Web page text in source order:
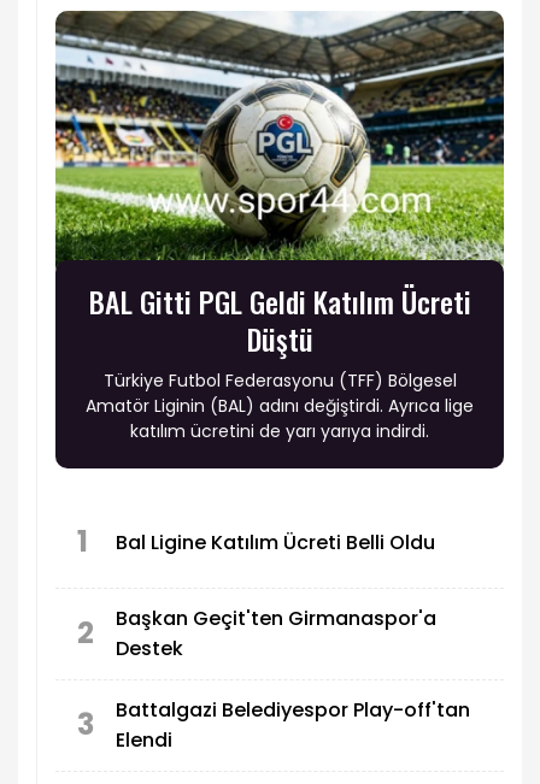
BAL Gitti PGL Geldi Katılım Ücreti
Düştü
Türkiye Futbol Federasyonu (TFF) Bölgesel
Amatör Liginin (BAL) adını değiştirdi. Ayrıca lige
katılım ücretini de yarı yarıya indirdi.
1 Bal Ligine Katılım Ücreti Belli Oldu
2
Başkan Geçit'ten Girmanaspor'a
Destek
3
Battalgazi Belediyespor Play-off'tan
Elendi